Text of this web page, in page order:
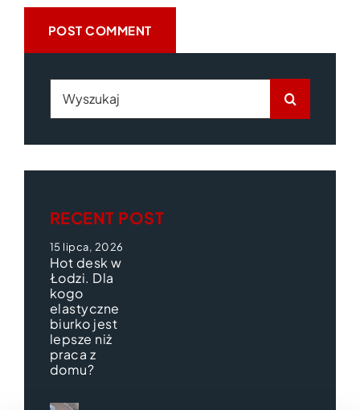
RECENT POST
Hot desk w
Łodzi. Dla
kogo
elastyczne
biurko jest
lepsze niż
praca z
domu?
15 lipca, 2026